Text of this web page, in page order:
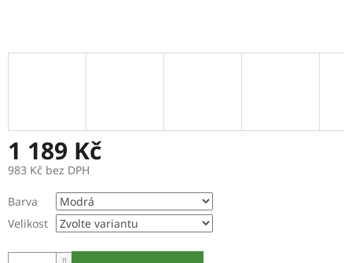
1 189 Kč
983 Kč bez DPH
cena:
Barva
Velikost